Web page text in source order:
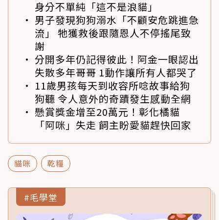
身分不單純「這不是浪貓」
男子發現狗狗溺水「不顧安危跳進急
流」 牠獲救後跟隨恩人不停搖尾致
謝
分開多年仍記得彼此！阿金一眼認出
失散多年哥哥 1動作讓所有人都哭了
11歲男孩每天到收容所唸故事給狗
狗聽 令人意外的奇蹟發生感動全網
懸賞獎金增至20萬元！彰化橘貓
「阿咪」失走 飼主盼愛貓趕快回家
貓咪 乾糧
#毛學堂